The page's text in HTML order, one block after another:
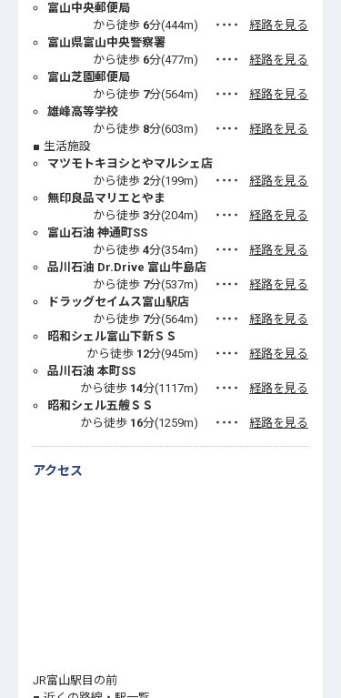
富山中央郵便局
から徒歩 6分(444m) ・・・・
経路を見る
富山県富山中央警察署
から徒歩 6分(477m) ・・・・
経路を見る
富山芝園郵便局
から徒歩 7分(564m) ・・・・
経路を見る
雄峰高等学校
から徒歩 8分(603m) ・・・・
経路を見る
生活施設
マツモトキヨシとやマルシェ店
から徒歩 2分(199m) ・・・・
経路を見る
無印良品マリエとやま
から徒歩 3分(204m) ・・・・
経路を見る
富山石油 神通町SS
から徒歩 4分(354m) ・・・・
経路を見る
品川石油 Dr.Drive 富山牛島店
から徒歩 7分(537m) ・・・・
経路を見る
ドラッグセイムス富山駅店
から徒歩 7分(564m) ・・・・
経路を見る
昭和シェル富山下新ＳＳ
から徒歩 12分(945m) ・・・・
経路を見る
品川石油 本町SS
から徒歩 14分(1117m) ・・・・
経路を見る
昭和シェル五艘ＳＳ
から徒歩 16分(1259m) ・・・・ 経路を見る
アクセス
JR富山駅目の前